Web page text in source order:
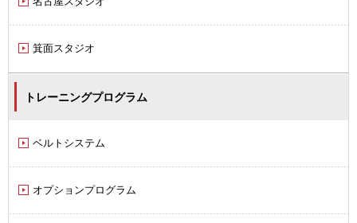
箕面スタジオ
トレーニングプログラム
ベルトシステム
オプションプログラム